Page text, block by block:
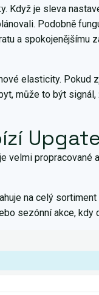
Když je sleva
Podobně
a spokojenějšímu
elasticity. Pokud
může to být
velmi propracované
na celý
sezónní akce,